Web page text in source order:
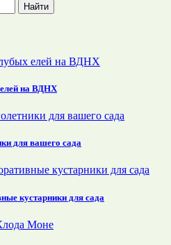
на ВДНХ
для вашего сада
кустарники для сада